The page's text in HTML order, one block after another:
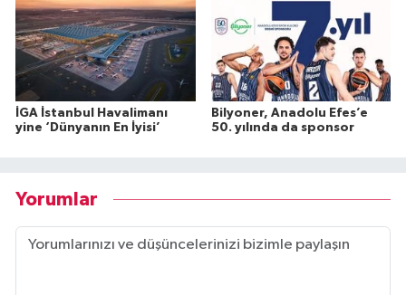
İGA İstanbul Havalimanı
yine ‘Dünyanın En İyisi’
Bilyoner, Anadolu Efes’e
50. yılında da sponsor
Yorumlar